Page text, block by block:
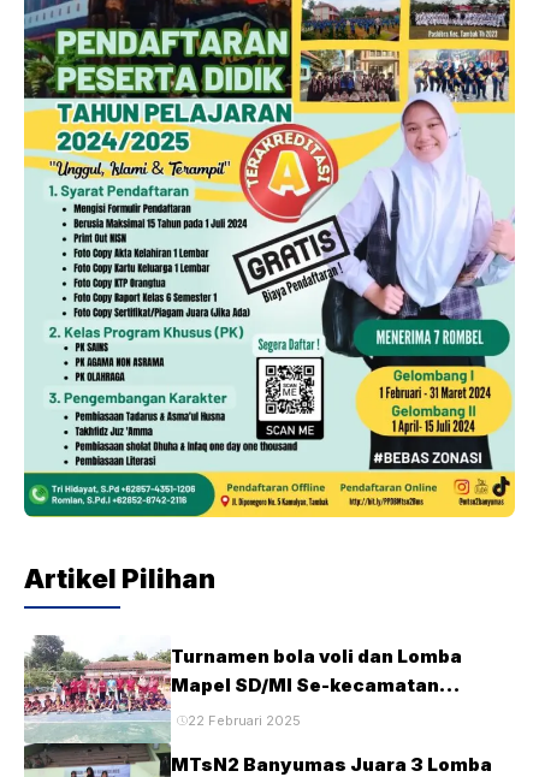
Artikel Pilihan
Turnamen bola voli dan Lomba
Mapel SD/MI Se-kecamatan
Tambak pada HUT Ke-28 MTsN2
22 Februari 2025
MTsN2 Banyumas Juara 3 Lomba